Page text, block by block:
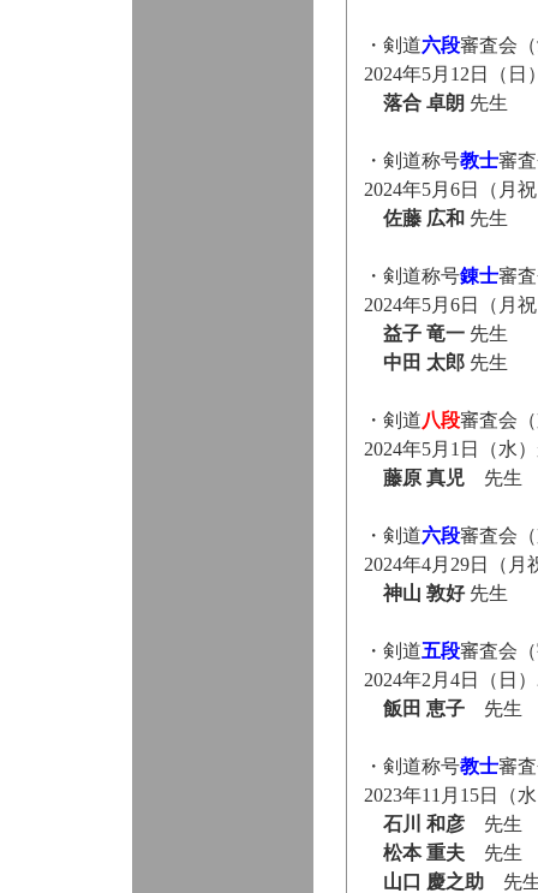
・剣道六段審査会
2024年5月12日（
落合 卓朗 先生
・剣道称号教士審
2024年5月6日（月
佐藤 広和 先生
・剣道称号錬士審
2024年5月6日（月
益子 竜一先生
中田 太郎先生
・剣道八段審査会
2024年5月1日（水
藤原 真児先生
・剣道六段審査会
2024年4月29日（月
神山 敦好先生
・剣道五段審査会
2024年2月4日（日
飯田 恵子先生
・剣道称号教士審
2023年11月15日（
石川 和彦先生
松本 重夫先生
山口 慶之助先